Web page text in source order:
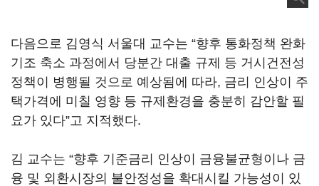
다음으로 김영식 서울대 교수는 “향후 통화정책 완화
기조 축소 과정에서 당분간 대출 규제 등 거시건전성
정책이 병행될 것으로 예상됨에 따라, 금리 인상이 주
택가격에 미칠 영향 등 규제환경을 충분히 감안할 필
요가 있다”고 지적했다.
김 교수는 “향후 기준금리 인상이 금융불균형이나 금
융 및 외환시장의 불안정성을 확대시킬 가능성이 있